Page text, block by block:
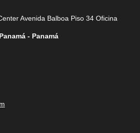
Avenida Balboa Piso 34 Oficina
- Panamá